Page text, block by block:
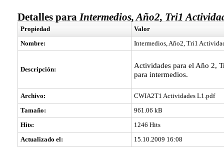
Detalles paraIntermedios, Año2, Tri1
Propiedad
Valor
Nombre:
Intermedios, Año2, Tri1
Descripción:
Actividades para el Año 2,
para intermedios.
Archivo:
CWIA2T1 Actividades L1.pdf
Tamaño:
961.06 kB
Hits:
1246 Hits
Actualizado el:
15.10.2009 16:08